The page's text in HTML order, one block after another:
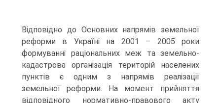
Відповідно до Основних напрямів земельної
реформи в Україні на 2001 – 2005 роки
формуванні раціональних меж та земельно-
кадастрова організація територій населених
пунктів є одним з напрямів реалізації
земельної реформи. На момент прийняття
відповідного нормативно-правового акту